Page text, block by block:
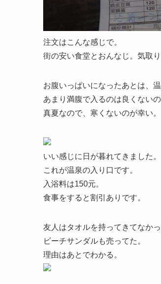
注文はこんな感じで。
街の安い食堂とおんなじ。気取り
お腹いっぱいになったあとは、温
あまり満腹で入るのは良くない
真夏なので、寒くないのが幸い。
いい感じに日が暮れてきました。
これが温泉の入り口です。
入浴料は150元。
食事をすると割引ありです。
友人はタオルを持ってきてなか
ビーチサンダルも売ってた。
理由はあとでわかる。